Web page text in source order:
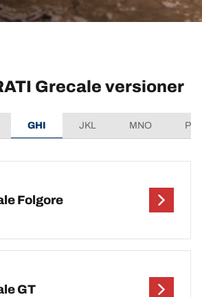
Grecale versioner
GHI JKL MNO
Folgore
GT